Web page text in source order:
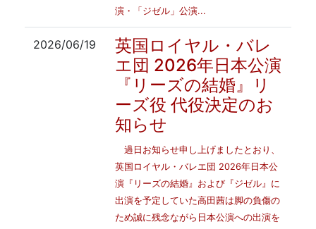
演・「ジゼル」公演...
2026/06/19
英国ロイヤル・バレ
エ団 2026年日本公演
『リーズの結婚』リ
ーズ役 代役決定のお
知らせ
過日お知らせ申し上げましたとおり、
英国ロイヤル・バレエ団 2026年日本公
演『リーズの結婚』および『ジゼル』に
出演を予定していた高田茜は脚の負傷の
ため誠に残念ながら日本公演への出演を